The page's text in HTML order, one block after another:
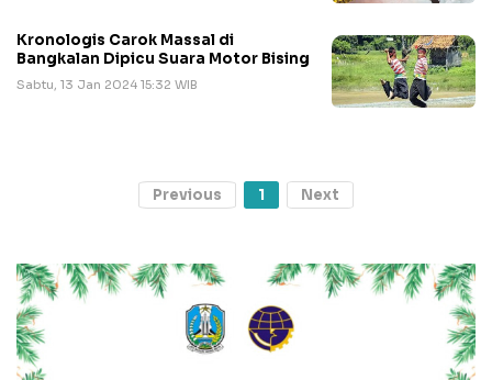
Kronologis Carok Massal di
Bangkalan Dipicu Suara Motor Bising
Sabtu, 13 Jan 2024 15:32 WIB
Previous 1 Next